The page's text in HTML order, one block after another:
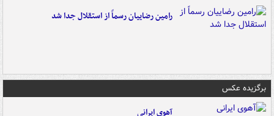
رامین رضاییان رسماً از استقلال جدا شد
برگزیده عکس
آهوی ایرانی